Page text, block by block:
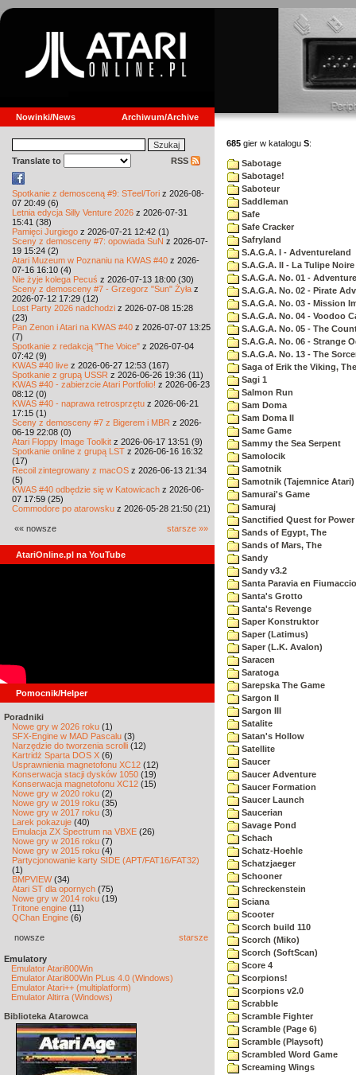
Nowinki/News Archiwum/Archive
Translate to RSS
Spotkanie z demosceną #9: STeel/Tori z 2026-08-
07 20:49 (6)
Letnia edycja Silly Venture 2026 z 2026-07-31
15:41 (38)
Pamięci Jurgiego z 2026-07-21 12:42 (1)
Sceny z demosceny #7: opowiada SuN z 2026-07-
19 15:24 (2)
Atari Muzeum w Poznaniu na KWAS #40 z 2026-
07-16 16:10 (4)
Nie żyje kolega Pecuś z 2026-07-13 18:00 (30)
Sceny z demosceny #7 - Grzegorz "Sun" Żyła z
2026-07-12 17:29 (12)
Lost Party 2026 nadchodzi z 2026-07-08 15:28
(23)
Pan Zenon i Atari na KWAS #40 z 2026-07-07 13:25
(7)
Spotkanie z redakcją "The Voice" z 2026-07-04
07:42 (9)
KWAS #40 live z 2026-06-27 12:53 (167)
Spotkanie z grupą USSR z 2026-06-26 19:36 (11)
KWAS #40 - zabierzcie Atari Portfolio! z 2026-06-23
08:12 (0)
KWAS #40 - naprawa retrosprzętu z 2026-06-21
17:15 (1)
Sceny z demosceny #7 z Bigerem i MBR z 2026-
06-19 22:08 (0)
Atari Floppy Image Toolkit z 2026-06-17 13:51 (9)
Spotkanie online z grupą LST z 2026-06-16 16:32
(17)
Recoil zintegrowany z macOS z 2026-06-13 21:34
(5)
KWAS #40 odbędzie się w Katowicach z 2026-06-
07 17:59 (25)
Commodore po atarowsku z 2026-05-28 21:50 (21)
«« nowsze starsze »»
AtariOnline.pl na YouTube
Pomocnik/Helper
Poradniki
Nowe gry w 2026 roku (1)
SFX-Engine w MAD Pascalu (3)
Narzędzie do tworzenia scrolli (12)
Kartridż Sparta DOS X (6)
Usprawnienia magnetofonu XC12 (12)
Konserwacja stacji dysków 1050 (19)
Konserwacja magnetofonu XC12 (15)
Nowe gry w 2020 roku (2)
Nowe gry w 2019 roku (35)
Nowe gry w 2017 roku (3)
Larek pokazuje (40)
Emulacja ZX Spectrum na VBXE (26)
Nowe gry w 2016 roku (7)
Nowe gry w 2015 roku (4)
Partycjonowanie karty SIDE (APT/FAT16/FAT32)
(1)
BMPVIEW(34)
Atari ST dla opornych (75)
Nowe gry w 2014 roku (19)
Tritone engine (11)
QChan Engine (6)
nowsze starsze
Emulatory
Emulator Atari800Win
Emulator Atari800Win PLus 4.0 (Windows)
Emulator Atari++ (multiplatform)
Emulator Altirra (Windows)
Biblioteka Atarowca
685 gier w katalogu S:
Sabotage
Sabotage!
Saboteur
Saddleman
Safe
Safe Cracker
Safryland
S.A.G.A. I - Adventureland
S.A.G.A. II - La Tulipe Noire
S.A.G.A. No. 01 -
S.A.G.A. No. 02 - Pirate
S.A.G.A. No. 03 - Mission
S.A.G.A. No. 04 - Voodoo
S.A.G.A. No. 05 - The
S.A.G.A. No. 06 - Strange
S.A.G.A. No. 13 - The
Saga of Erik the Viking, The
Sagi 1
Salmon Run
Sam Doma
Sam Doma II
Same Game
Sammy the Sea Serpent
Samolocik
Samotnik
Samotnik (Tajemnice Atari)
Samurai's Game
Samuraj
Sanctified Quest for Power
Sands of Egypt, The
Sands of Mars, The
Sandy
Sandy v3.2
Santa Paravia en Fiumaccio
Santa's Grotto
Santa's Revenge
Saper Konstruktor
Saper (Latimus)
Saper (L.K. Avalon)
Saracen
Saratoga
Sarepska The Game
Sargon II
Sargon III
Satalite
Satan's Hollow
Satellite
Saucer
Saucer Adventure
Saucer Formation
Saucer Launch
Saucerian
Savage Pond
Schach
Schatz-Hoehle
Schatzjaeger
Schooner
Schreckenstein
Sciana
Scooter
Scorch build 110
Scorch (Miko)
Scorch (SoftScan)
Score 4
Scorpions!
Scorpions v2.0
Scrabble
Scramble Fighter
Scramble (Page 6)
Scramble (Playsoft)
Scrambled Word Game
Screaming Wings